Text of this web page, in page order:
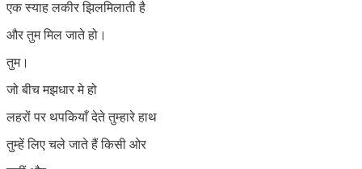
एक स्याह लकीर झिलमिलाती है
और तुम मिल जाते हो।
तुम।
जो बीच मझधार मे हो
लहरों पर थपकियाँ देते तुम्हारे हाथ
तुम्हें लिए चले जाते हैं किसी ओर